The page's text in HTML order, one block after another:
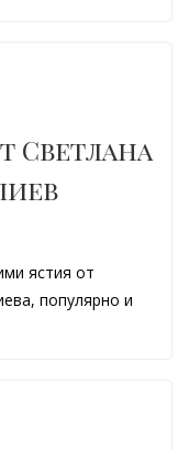
Светлана
ястия от
популярно и